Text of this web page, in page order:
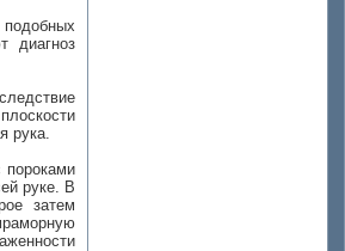
диагноз
рука.
пороками
руке. В
затем